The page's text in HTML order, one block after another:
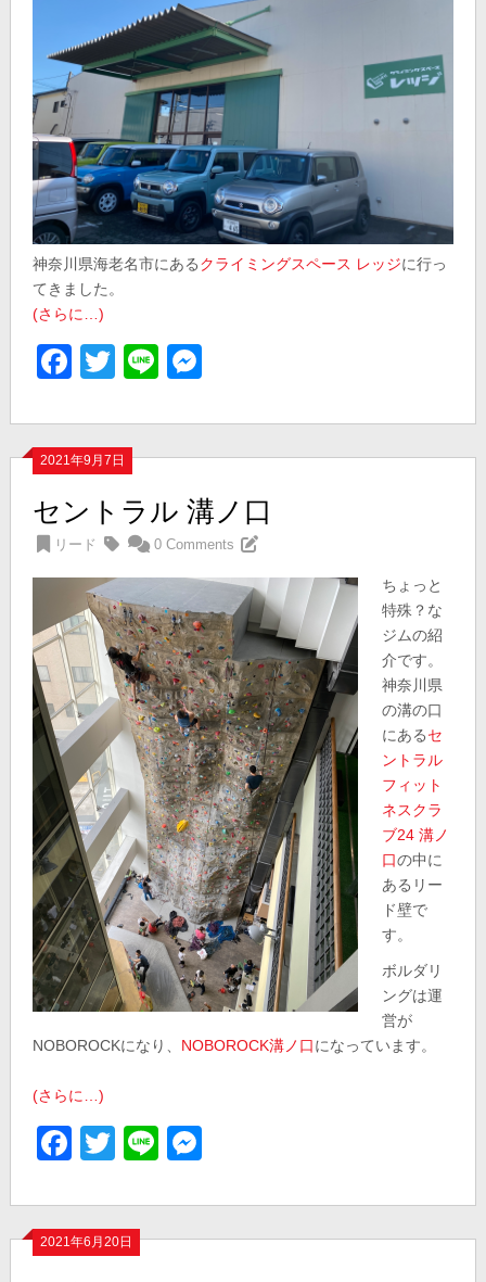
神奈川県海老名市にあるクライミングスペース レッジに行っ
てきました。
(さらに…)
Facebook
Twitter
Line
2021年9月7日
セントラル 溝ノ口
リード 0 Comments
ちょっと
特殊？な
ジムの紹
介です。
神奈川県
の溝の口
にあるセ
ントラル
フィット
ネスクラ
ブ24 溝ノ
口の中に
あるリー
ド壁で
す。
ボルダリ
ングは運
営が
NOBOROCKになり、 NOBOROCK溝ノ口になっています。
(さらに…)
Facebook
Twitter
Line
2021年6月20日